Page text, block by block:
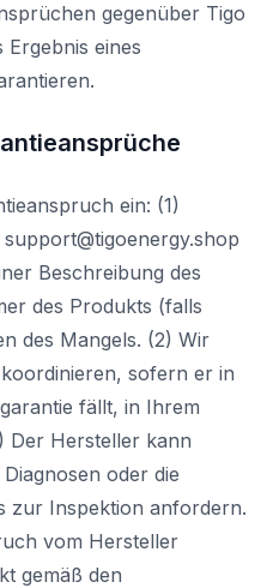
gegenüber Tigo
eines
ein: (1)
Beschreibung des
des Produkts (falls
des Mangels. (2) Wir
sofern er in
fällt, in Ihrem
Der Hersteller kann
oder die
zur Inspektion anfordern.
vom Hersteller
gemäß den